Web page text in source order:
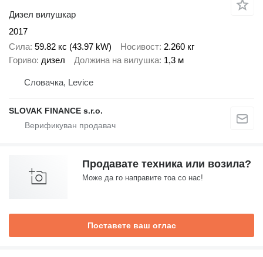
Дизел вилушкар
2017
Сила 59.82 кс (43.97 kW) Носивост 2.260 кг
Гориво дизел Должина на вилушка 1,3 м
Словачка, Levice
SLOVAK FINANCE s.r.o.
Продавате техника или возила?
Може да го направите тоа со нас!
Поставете ваш оглас